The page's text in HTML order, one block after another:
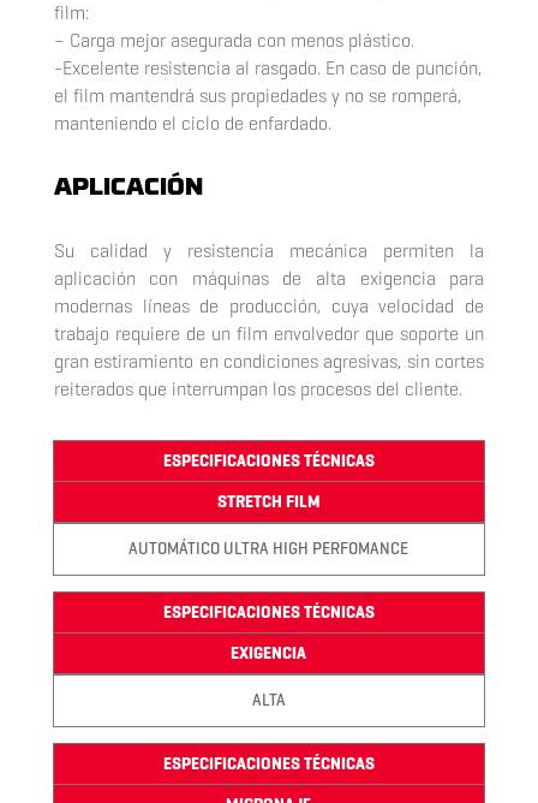
film:
– Carga mejor asegurada con menos plástico.
-Excelente resistencia al rasgado. En caso de punción,
el film mantendrá sus propiedades y no se romperá,
manteniendo el ciclo de enfardado.
APLICACIÓN
Su calidad y resistencia mecánica permiten la
aplicación con máquinas de alta exigencia para
modernas líneas de producción, cuya velocidad de
trabajo requiere de un film envolvedor que soporte un
gran estiramiento en condiciones agresivas, sin cortes
reiterados que interrumpan los procesos del cliente.
ESPECIFICACIONES TÉCNICAS
STRETCH FILM
AUTOMÁTICO ULTRA HIGH PERFOMANCE
ESPECIFICACIONES TÉCNICAS
EXIGENCIA
ALTA
ESPECIFICACIONES TÉCNICAS